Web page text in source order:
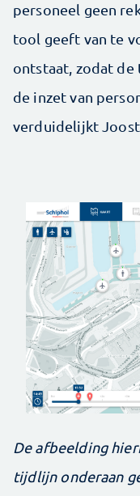
personeel geen
tool geeft van te
ontstaat, zodat
de inzet van
verduidelijkt Joost
De afbeelding
tijdlijn onderaan